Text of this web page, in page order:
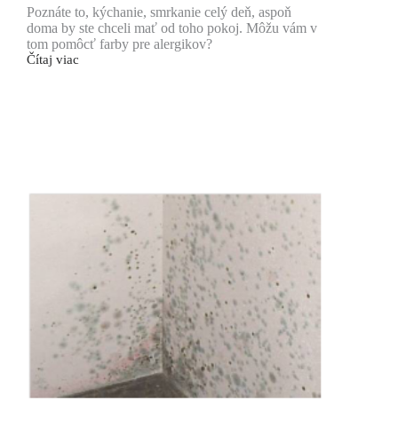
Poznáte to, kýchanie, smrkanie celý deň, aspoň
doma by ste chceli mať od toho pokoj. Môžu vám v
tom pomôcť farby pre alergikov?
Čítaj viac